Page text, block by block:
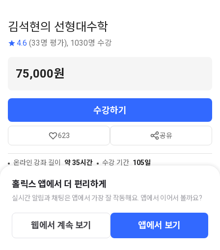
좌 미리보기
김석현의 선형대수학
4.6 (33명 평가), 1030명 수강
75,000원
수강하기
623 공유
온라인 강좌 길이 약 35시간 수강 기간 105일
김석현의 선형대수학 질문답변방
17명의 멤버가 함께하고 있습니다.
홀릭스 앱에서 더 편리하게
실시간 알림과 채팅은 앱에서 가장 잘 작동해요. 앱에서 이어서 볼까요?
웹에서 계속 보기 앱에서 보기